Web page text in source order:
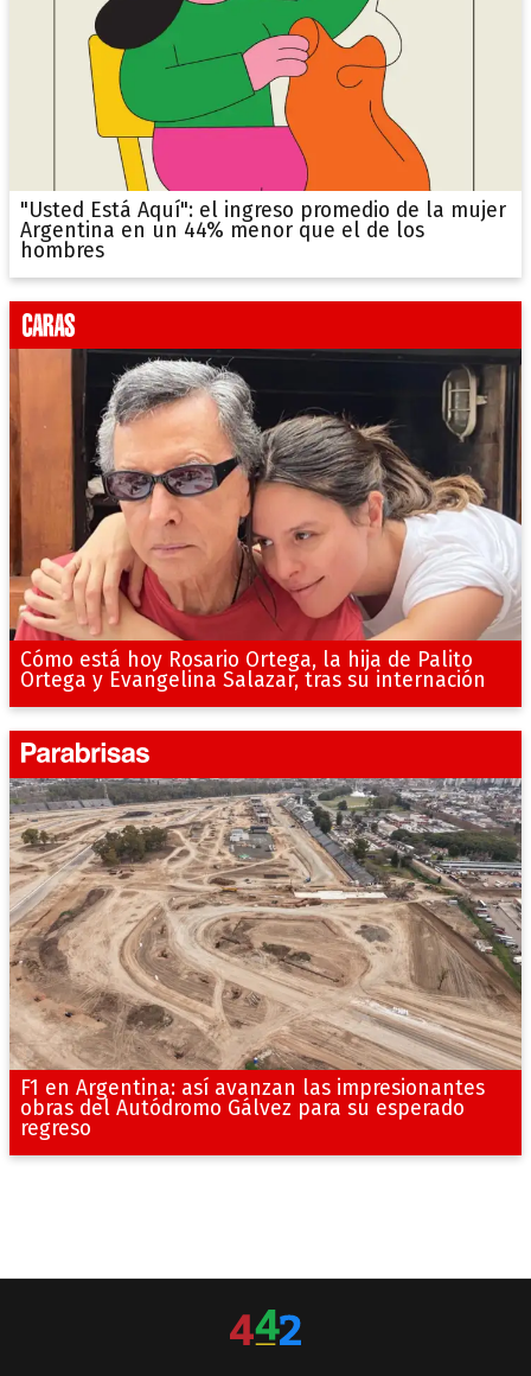
"Usted Está Aquí": el ingreso promedio de la mujer
Argentina en un 44% menor que el de los
hombres
Cómo está hoy Rosario Ortega, la hija de Palito
Ortega y Evangelina Salazar, tras su internación
F1 en Argentina: así avanzan las impresionantes
obras del Autódromo Gálvez para su esperado
regreso